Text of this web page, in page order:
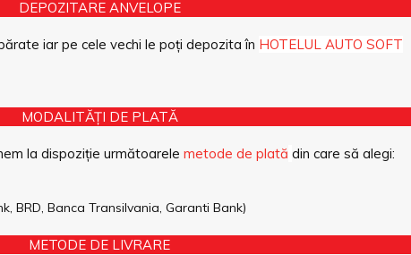
DEPOZITARE ANVELOPE
iar pe cele vechi le poți depozita în HOTELUL AUTO SOFT
MODALITĂȚI DE PLATĂ
la dispoziție următoarele metode de plată din care să alegi:
BRD, Banca Transilvania, Garanti Bank)
METODE DE LIVRARE